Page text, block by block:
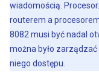
wiadomością.
routerem a
8082 musi być nadal
można było
niego dostępu.